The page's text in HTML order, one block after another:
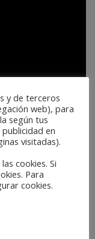
y de terceros
web), para
según tus
en
visitadas).
cookies. Si
Para
cookies.